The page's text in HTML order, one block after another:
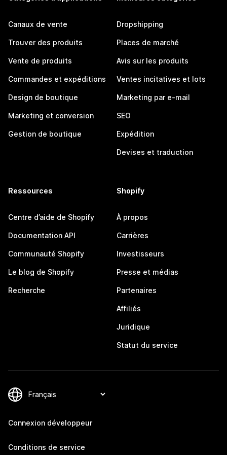
Canaux de vente
Trouver des produits
Vente de produits
Commandes et expéditions
Design de boutique
Marketing et conversion
Gestion de boutique
Dropshipping
Places de marché
Avis sur les produits
Ventes incitatives et lots
Marketing par e-mail
SEO
Expédition
Devises et traduction
Ressources
Centre d’aide de Shopify
Documentation API
Communauté Shopify
Le blog de Shopify
Recherche
Shopify
À propos
Carrières
Investisseurs
Presse et médias
Partenaires
Affiliés
Juridique
Statut du service
Connexion développeur
Conditions de service